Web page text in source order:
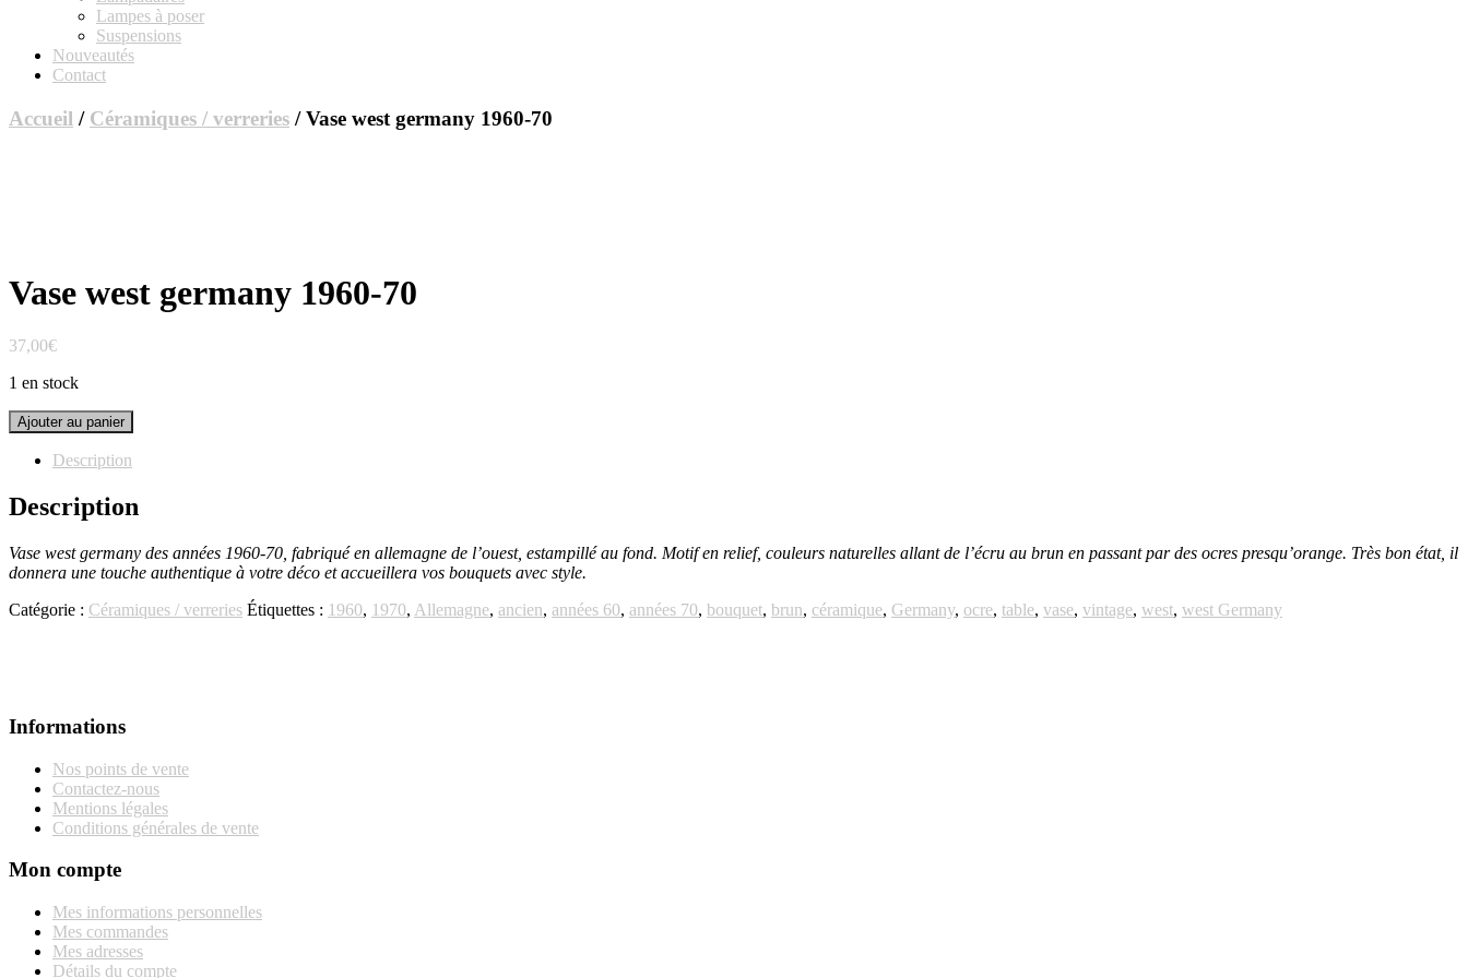
Lampes à poser
Suspensions
Nouveautés
Contact
Accueil / Céramiques / verreries / Vase west germany 1960-70
Vase west germany 1960-70
37,00€
1 en stock
quantité
de
Vase
germany
1960-
Ajouter au panier
Description
Description
Vase west germany des années 1960-70, fabriqué en allemagne de l’ouest, estampillé au fond. Motif en relief, couleurs naturelles allant de l’écru au brun en passant par des ocres presqu’orange. Très bon état, il
donnera une touche authentique à votre déco et accueillera vos bouquets avec style.
Catégorie : Céramiques / verreries Étiquettes : 1960, 1970, Allemagne, ancien, années 60, années 70, bouquet, brun, céramique, Germany, ocre, table, vase, vintage, west, west Germany
Informations
Nos points de vente
Contactez-nous
Mentions légales
Conditions générales de vente
Mon compte
Mes informations personnelles
Mes commandes
Mes adresses
Détails du compte